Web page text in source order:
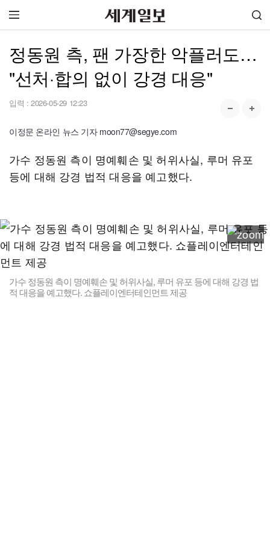
정동원 측, 팬 가장한 악플러도…
"선처·합의 없이 강경 대응"
입력 : 2026-05-29 12:23
이정문 온라인 뉴스 기자 moon77@segye.com
가수 정동원 측이 명예훼손 및 허위사실, 루머 유포
등에 대해 강경 법적 대응을 예고했다.
가수 정동원 측이 명예훼손 및 허위사실, 루머 유포 등에 대해 강경 법
적 대응을 예고했다. 쇼플레이엔터테인먼트 제공